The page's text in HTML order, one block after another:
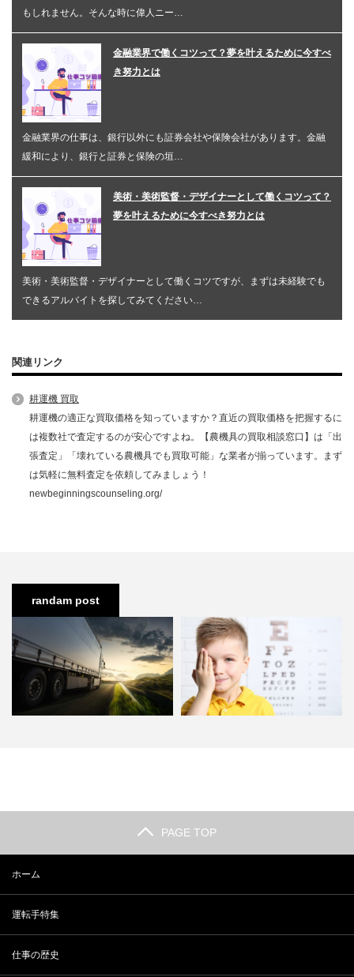
もしれません。そんな時に偉人ニー…
金融業界で働くコツって？夢を叶えるために今すべ
き努力とは
金融業界の仕事は、銀行以外にも証券会社や保険会社があります。金融
緩和により、銀行と証券と保険の垣…
美術・美術監督・デザイナーとして働くコツって？
夢を叶えるために今すべき努力とは
美術・美術監督・デザイナーとして働くコツですが、まずは未経験でも
できるアルバイトを探してみてください…
関連リンク
耕運機 買取
耕運機の適正な買取価格を知っていますか？直近の買取価格を把握するに
は複数社で査定するのが安心ですよね。【農機具の買取相談窓口】は「出
張査定」「壊れている農機具でも買取可能」な業者が揃っています。まず
は気軽に無料査定を依頼してみましょう！
newbeginningscounseling.org/
randam post
PAGE TOP
ホーム
運転手特集
仕事の歴史